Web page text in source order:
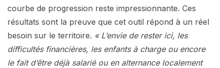
courbe de progression reste impressionnante. Ces
résultats sont la preuve que cet outil répond à un réel
besoin sur le territoire. « L’envie de rester ici, les
difficultés financières, les enfants à charge ou encore
le fait d’être déjà salarié ou en alternance localement